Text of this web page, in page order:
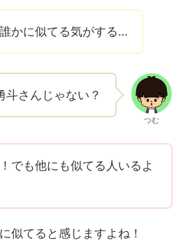
かに似てる気がする…
斗さんじゃない？
つむ
でも他にも似てる人いるよ
似てると感じますよね！